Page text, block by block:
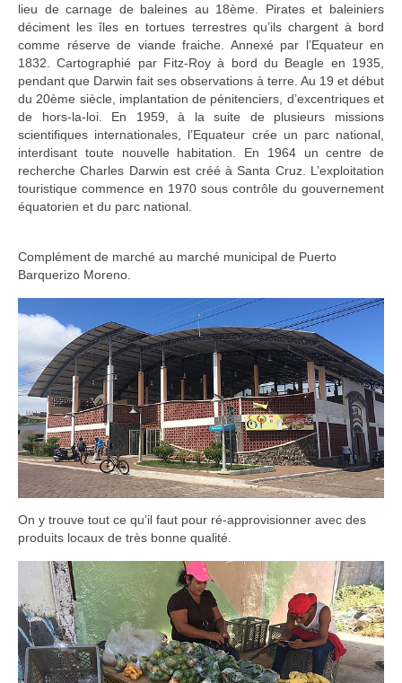
lieu de carnage de baleines au 18ème. Pirates et baleiniers
déciment les îles en tortues terrestres qu’ils chargent à bord
comme réserve de viande fraiche. Annexé par l’Equateur en
1832. Cartographié par Fitz-Roy à bord du Beagle en 1935,
pendant que Darwin fait ses observations à terre. Au 19 et début
du 20ème siècle, implantation de pénitenciers, d’excentriques et
de hors-la-loi. En 1959, à la suite de plusieurs missions
scientifiques internationales, l’Equateur crée un parc national,
interdisant toute nouvelle habitation. En 1964 un centre de
recherche Charles Darwin est créé à Santa Cruz. L’exploitation
touristique commence en 1970 sous contrôle du gouvernement
équatorien et du parc national.
Complément de marché au marché municipal de Puerto
Barquerizo Moreno.
On y trouve tout ce qu’il faut pour ré-approvisionner avec des
produits locaux de très bonne qualité.